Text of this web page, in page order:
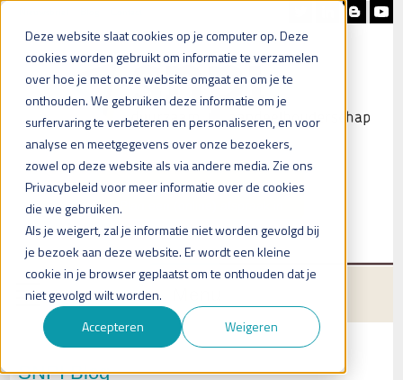
Deze website slaat cookies op je computer op. Deze
cookies worden gebruikt om informatie te verzamelen
over hoe je met onze website omgaat en om je te
onthouden. We gebruiken deze informatie om je
surfervaring te verbeteren en personaliseren, en voor
analyse en meetgegevens over onze bezoekers,
zowel op deze website als via andere media. Zie ons
Privacybeleid voor meer informatie over de cookies
die we gebruiken.
Als je weigert, zal je informatie niet worden gevolgd bij
je bezoek aan deze website. Er wordt een kleine
cookie in je browser geplaatst om te onthouden dat je
niet gevolgd wilt worden.
Accepteren
Weigeren
Heb je vragen?
SNPI Blog